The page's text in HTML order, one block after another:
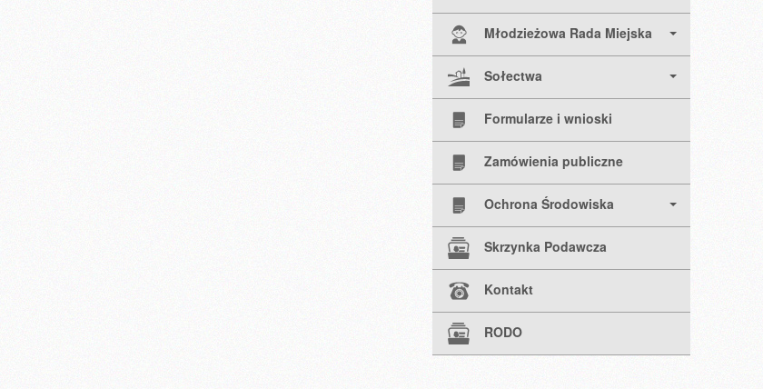
Młodzieżowa Rada Miejska
Sołectwa
Formularze i wnioski
Zamówienia publiczne
Ochrona Środowiska
Skrzynka Podawcza
Kontakt
RODO